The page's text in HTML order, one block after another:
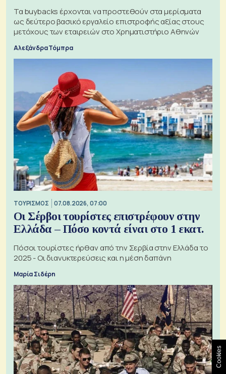
Τα buybacks έρχονται να προστεθούν στα μερίσματα
ως δεύτερο βασικό εργαλείο επιστροφής αξίας στους
μετόχους των εταιρειών στο Χρηματιστήριο Αθηνών
Αλεξάνδρα Τόμπρα
ΤΟΥΡΙΣΜΟΣ 07.08.2026, 07:00
Οι Σέρβοι τουρίστες επιστρέφουν στην
Ελλάδα – Πόσο κοντά είναι στο 1 εκατ.
Πόσοι τουρίστες ήρθαν από την Σερβία στην Ελλάδα το
2025 - Οι διανυκτερεύσεις και η μέση δαπάνη
Μαρία Σιδέρη
Cookies